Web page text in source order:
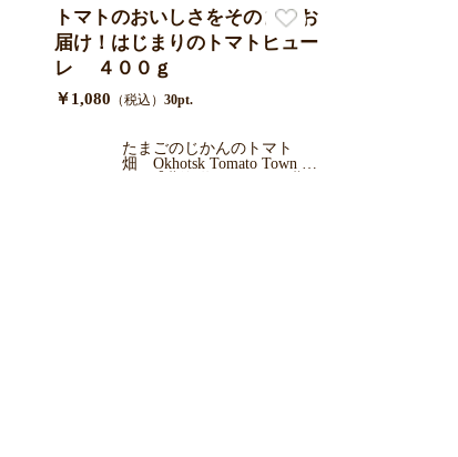
トマトのおいしさをそのままお
届け！はじまりのトマトピュー
レ ４００ｇ
￥1,080 （税込） 30pt.
たまごのじかんのトマト
畑 Okhotsk Tomato Town Far